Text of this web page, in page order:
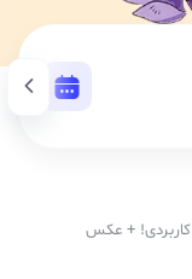
12 اسفند 1403